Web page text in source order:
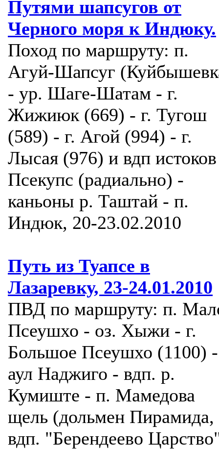
Путями шапсугов от
Черного моря к Индюку.
Поход по маршруту: п.
Агуй-Шапсуг
- ур. Шаге-Шатам - г.
Жижиюк (669) - г. Тугош
(589) - г. Агой (994) - г.
Лысая (976) и вдп
Псекупс (радиально) -
каньоны р. Таштай - п.
Индюк, 20-23.02.2010
Путь из Туапсе в
Лазаревку, 23-24.01.2010
ПВД по маршруту: п.
Псеушхо - оз. Хыжи - г.
Большое Псеушхо (1100) -
аул Наджиго - вдп. р.
Кумиште - п. Мамедова
щель (дольмен Пирамида,
вдп. "Берендеево